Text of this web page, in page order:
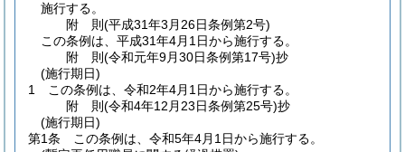
施行する。
附 則(平成31年3月26日条例第2号)
この条例は、平成31年4月1日から施行する。
附 則(令和元年9月30日条例第17号)抄
(施行期日)
1
この条例は、令和2年4月1日から施行する。
附 則(令和4年12月23日条例第25号)抄
(施行期日)
第1条
この条例は、令和5年4月1日から施行する。